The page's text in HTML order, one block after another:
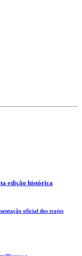
edição histórica
oficial dos trajes